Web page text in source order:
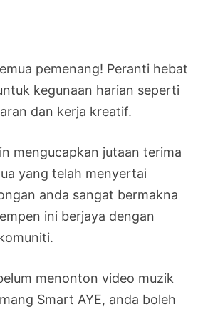
pemenang! Peranti hebat
kegunaan harian seperti
dan kerja kreatif.
mengucapkan jutaan terima
yang telah menyertai
anda sangat bermakna
ini berjaya dengan
menonton video muzik
Smart AYE, anda boleh